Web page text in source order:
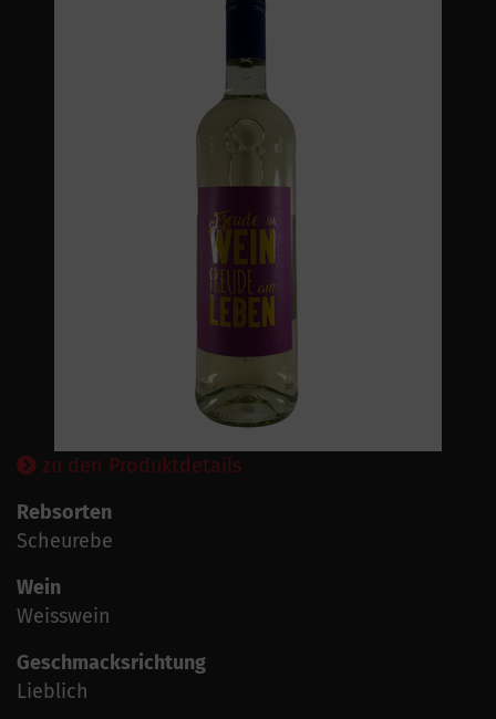
zu den Produktdetails
Rebsorten
Scheurebe
Wein
Weisswein
Geschmacksrichtung
Lieblich